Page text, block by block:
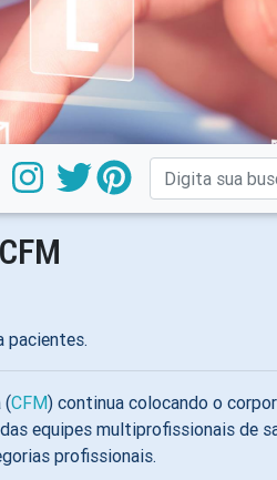
pacientes.
(CFM) continua colocando o
equipes multiprofissionais de
profissionais.